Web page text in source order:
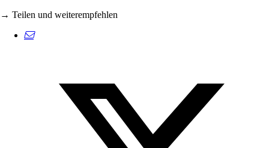
→ Teilen und weiterempfehlen